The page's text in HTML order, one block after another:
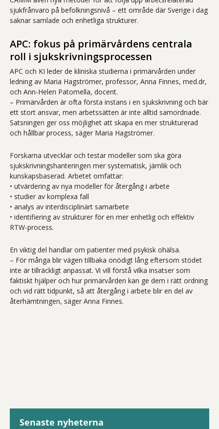
sjukfrånvaro på befolkningsnivå – ett område där Sverige i dag
saknar samlade och enhetliga strukturer.
APC: fokus på primärvårdens centrala
roll i sjukskrivningsprocessen
APC och KI leder de kliniska studierna i primärvården under
ledning av Maria Hagströmer, professor, Anna Finnes, med.dr,
och Ann-Helen Patomella, docent.
– Primärvården är ofta första instans i en sjukskrivning och bär
ett stort ansvar, men arbetssätten är inte alltid samordnade.
Satsningen ger oss möjlighet att skapa en mer strukturerad
och hållbar process, säger Maria Hagströmer.
Forskarna utvecklar och testar modeller som ska göra
sjukskrivningshanteringen mer systematisk, jämlik och
kunskapsbaserad. Arbetet omfattar:
• utvärdering av nya modeller för återgång i arbete
• studier av komplexa fall
• analys av interdisciplinärt samarbete
• identifiering av strukturer för en mer enhetlig och effektiv
RTW-process.
En viktig del handlar om patienter med psykisk ohälsa.
– För många blir vägen tillbaka onödigt lång eftersom stödet
inte är tillräckligt anpassat. Vi vill förstå vilka insatser som
faktiskt hjälper och hur primärvården kan ge dem i rätt ordning
och vid rätt tidpunkt, så att återgång i arbete blir en del av
återhämtningen, säger Anna Finnes.
Senaste nyheterna